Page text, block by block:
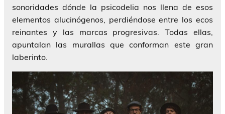
sonoridades dónde la psicodelia nos llena de esos
elementos alucinógenos, perdiéndose entre los ecos
reinantes y las marcas progresivas. Todas ellas,
apuntalan las murallas que conforman este gran
laberinto.